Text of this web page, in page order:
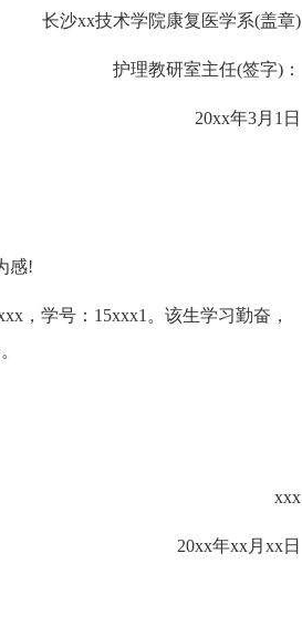
长沙xx技术学院康复医学系(盖章)
护理教研室主任(签字)：
20xx年3月1日
感!
，学号：15xxx1。该生学习勤奋，
xxx
20xx年xx月xx日